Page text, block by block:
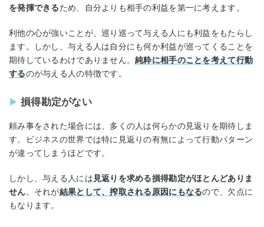
を発揮できるため、自分よりも相手の利益を第一に考えます。
利他の心が強いことが、巡り巡って与える人にも利益をもたらし
ます。しかし、与える人は自分にも何か利益が巡ってくることを
期待しているわけでありません。純粋に相手のことを考えて行動
するのが与える人の特徴です。
損得勘定がない
頼み事をされた場合には、多くの人は何らかの見返りを期待しま
す。ビジネスの世界では特に見返りの有無によって行動パターン
が違ってしまうほどです。
しかし、与える人には 見返りを求める損得勘定がほとんどありま
せん。それが結果として、搾取される原因にもなるので、欠点に
もなります。